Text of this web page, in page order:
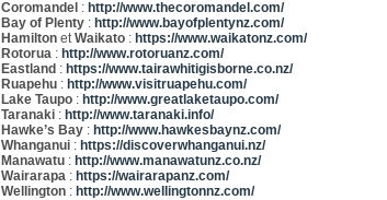
Coromandel : http://www.thecoromandel.com/
Bay of Plenty : http://www.bayofplentynz.com/
Hamilton etWaikato : https://www.waikatonz.com/
Rotorua : http://www.rotoruanz.com/
Eastland : https://www.tairawhitigisborne.co.nz/
Ruapehu : http://www.visitruapehu.com/
Lake Taupo : http://www.greatlaketaupo.com/
Taranaki : http://www.taranaki.info/
Hawke’s Bay : http://www.hawkesbaynz.com/
Whanganui : https://discoverwhanganui.nz/
Manawatu : http://www.manawatunz.co.nz/
Wairarapa : https://wairarapanz.com/
Wellington : http://www.wellingtonnz.com/